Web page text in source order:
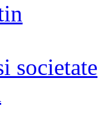
societate